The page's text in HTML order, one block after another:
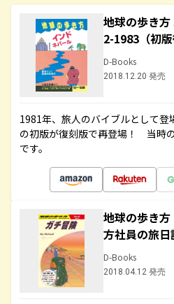
地球の歩き
2-1983（初版
D-Books
2018.12.20 発売
1981年、旅人のバイブルとして登
の初版が復刻版で再登場！ 当時
です。
地球の歩き
方社員の旅日
D-Books
2018.04.12 発売